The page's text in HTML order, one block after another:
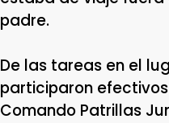
padre.
De las tareas en el
participaron
Comando Patrillas